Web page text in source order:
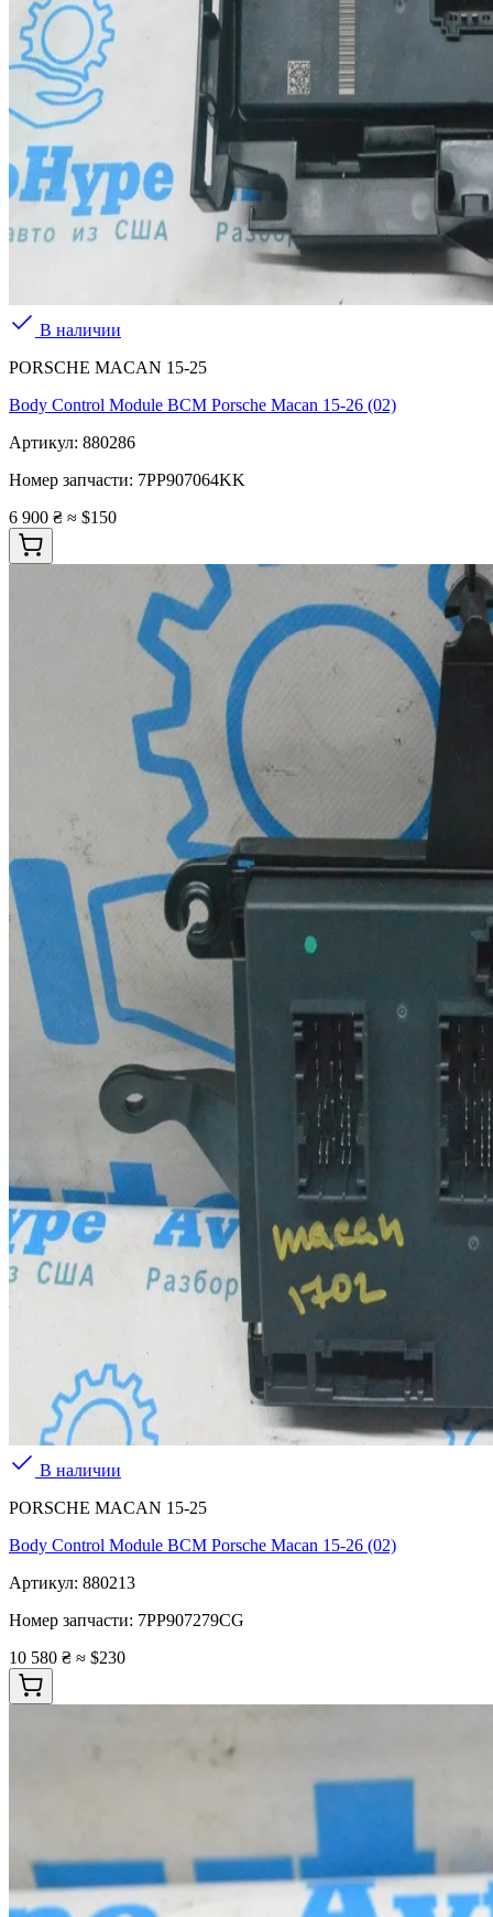
В наличии
PORSCHE MACAN 15-25
Body Control Module BCM Porsche Macan 15-26 (02)
Артикул: 880286
Номер запчасти: 7PP907064KK
6 900 ₴ ≈ $150
В наличии
PORSCHE MACAN 15-25
Body Control Module BCM Porsche Macan 15-26 (02)
Артикул: 880213
Номер запчасти: 7PP907279CG
10 580 ₴ ≈ $230